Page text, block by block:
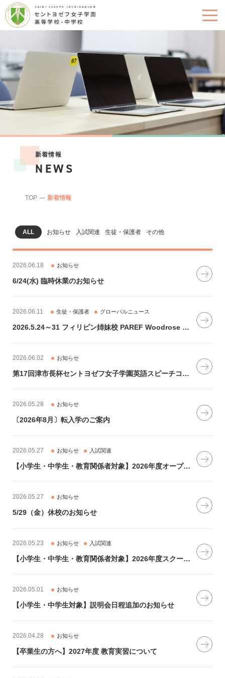
新着情報
NEWS
TOP 新着情報
ALL お知らせ 入試関連 生徒・保護者 その他
2026.06.18 お知らせ
6/24(水) 臨時休業のお知らせ
2026.06.11 生徒・保護者 グローバルニュース
2026.5.24～31 フィリピン姉妹校 PAREF Woodrose 校との交流プログラムを実施しました
2026.06.02 お知らせ
第17回津市長杯セントヨゼフ女子学園英語スピーチコンテストのご案内
2026.05.28 お知らせ
〔2026年8月〕転入学のご案内
2026.05.27 お知らせ 入試関連
【小学生・中学生・教育関係者対象】2026年度オープンスクールのご案内［6月21日（日）］
2026.05.27 お知らせ
5/29（金）休校のお知らせ
2026.05.23 お知らせ 入試関連
【小学生・中学生・教育関係者対象】2026年度スクールツアー②（講演会）6月6日（土）のご案内
2026.05.01 お知らせ
【小学生・中学生対象】説明会日程追加のお知らせ
2026.04.28 お知らせ
【卒業生の方へ】2027年度 教育実習について